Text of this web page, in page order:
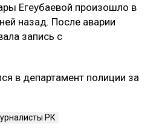
Егеубаевой произошло в
назад. После аварии
запись с
в департамент полиции за
РК